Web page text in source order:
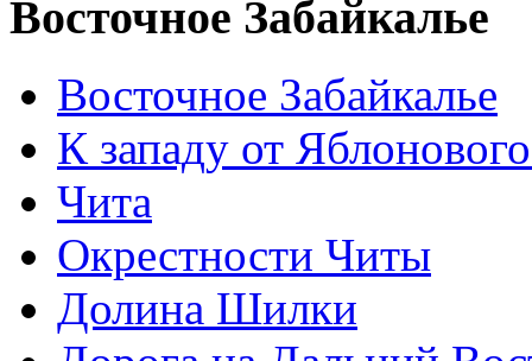
Восточное Забайкалье
Восточное Забайкалье
К западу от
Чита
Окрестности Читы
Долина Шилки